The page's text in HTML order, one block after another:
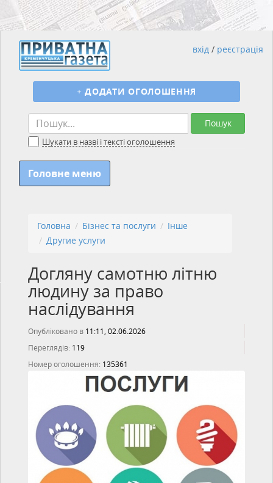
Пошук
Шукати в назві і тексті оголошення
+ ДОДАТИ ОГОЛОШЕННЯ
вхід / реєстрація
Головне меню
Головна Бізнес та послуги
Інше
Другие услуги
Догляну самотню літню
людину за право
наслідування
Опубліковано в 11:11, 02.06.2026
Переглядів: 119
Номер оголошення: 135361